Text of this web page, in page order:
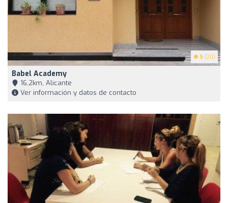
5 (20)
Babel Academy
16,2km, Alicante
Ver información y datos de contacto